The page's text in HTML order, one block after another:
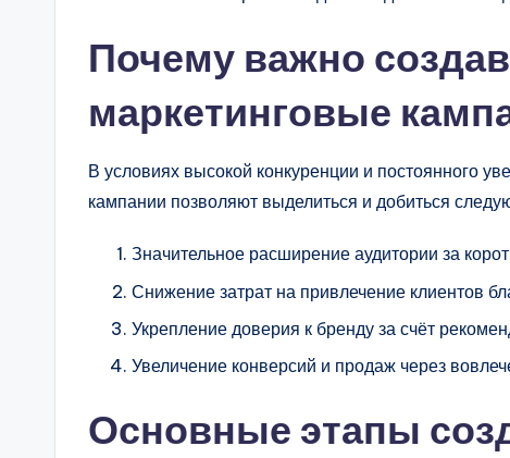
Почему важно
маркетинговые
В условиях высокой конкуренции и постоянного
кампании позволяют выделиться и добиться
Значительное расширение аудитории за
Снижение затрат на привлечение клиентов
Укрепление доверия к бренду за счёт
Увеличение конверсий и продаж через
Основные этапы